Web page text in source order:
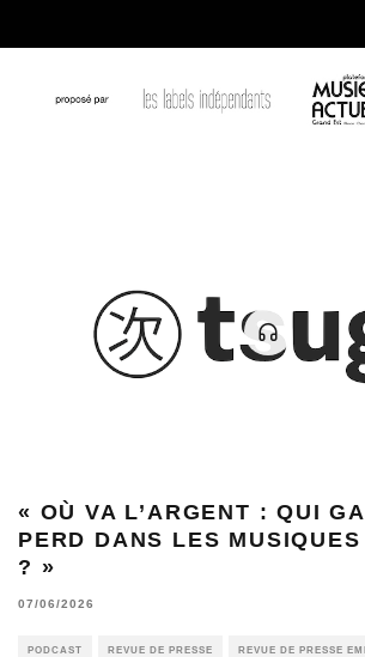
« OÙ VA L’ARGENT : QUI
PERD DANS LES
? »
07/06/2026
PODCAST REVUE DE PRESSE REVUE DE PRESSE